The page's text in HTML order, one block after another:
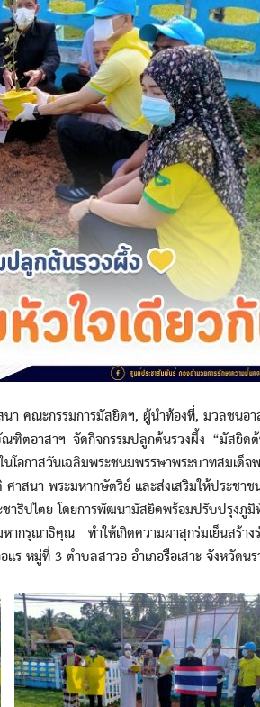
คณะกรรมการมัสยิดฯ, ผู้นำท้องที่, มวลชนอ
ตอาสาฯ จัดกิจกรรมปลูกต้นรวงผึ้ง “มัสยิด
สวันเฉลิมพระชนมพรรษาพระบาทสมเด็จพ
าสนา พระมหากษัตริย์ และส่งเสริมให้ประชาช
าธิปไตย โดยการพัฒนามัสยิดพร้อมปรับปรุงภู
รุณาธิคุณ ทำให้เกิดความผาสุกร่มเย็นสร้างร่
หมู่ที่ 3 ตำบลสาวอ อำเภอรือเสาะ จังหวัดนร